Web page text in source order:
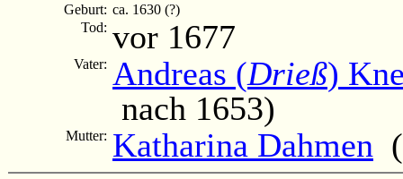
Geburt: ca. 1630 (?)
Tod: vor 1677
Vater: Andreas (Drieß)
nach 1653)
Mutter: Katharina Dahmen